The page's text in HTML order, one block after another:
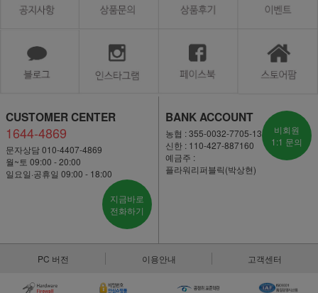
CUSTOMER CENTER
1644-4869
문자상담 010-4407-4869
월~토 09:00 - 20:00
일요일·공휴일 09:00 - 18:00
지금바로
전화하기
BANK ACCOUNT
농협 : 355-0032-7705-13
신한 : 110-427-887160
예금주 :
플라워리퍼블릭(박상현)
비회원
1:1 문의
PC 버전 이용안내 고객센터